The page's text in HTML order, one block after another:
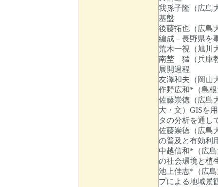
我孫子隆（広島
基盤
後藤拓也（広島
編成－長野県を
荒木一視（旭川
南埜 猛（兵庫
展開過程
友澤和夫（岡山
作野広和*（島
佐藤崇徳（広島
大・文）GISを
タの分析を通し
佐藤崇徳（広島
の普及と有効利
中越信和*（広
の社会環境と植
池上佳志*（広
プによる地域景